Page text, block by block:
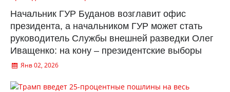
Начальник ГУР Буданов возглавит офис
президента, а начальником ГУР может стать
руководитель Службы внешней разведки Олег
Иващенко: на кону – президентские выборы
Янв 02, 2026